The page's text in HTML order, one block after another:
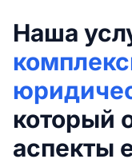
Наша
который
аспекты